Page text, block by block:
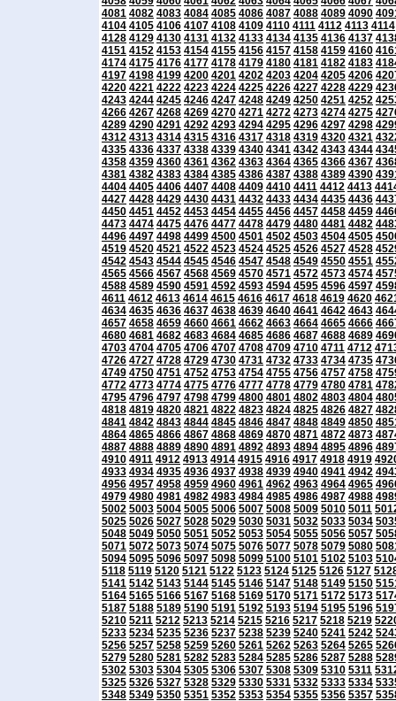
4081 4082 4083 4084 4085 4086 4087 4088 4089 4090
4104 4105 4106 4107 4108 4109 4110 4111 4112 4113 4114
4128 4129 4130 4131 4132 4133 4134 4135 4136 4137
4151 4152 4153 4154 4155 4156 4157 4158 4159 4160
4174 4175 4176 4177 4178 4179 4180 4181 4182 4183
4197 4198 4199 4200 4201 4202 4203 4204 4205 4206
4220 4221 4222 4223 4224 4225 4226 4227 4228 4229
4243 4244 4245 4246 4247 4248 4249 4250 4251 4252
4266 4267 4268 4269 4270 4271 4272 4273 4274 4275
4289 4290 4291 4292 4293 4294 4295 4296 4297 4298
4312 4313 4314 4315 4316 4317 4318 4319 4320 4321
4335 4336 4337 4338 4339 4340 4341 4342 4343 4344
4358 4359 4360 4361 4362 4363 4364 4365 4366 4367
4381 4382 4383 4384 4385 4386 4387 4388 4389 4390
4404 4405 4406 4407 4408 4409 4410 4411 4412 4413
4427 4428 4429 4430 4431 4432 4433 4434 4435 4436
4450 4451 4452 4453 4454 4455 4456 4457 4458 4459
4473 4474 4475 4476 4477 4478 4479 4480 4481 4482
4496 4497 4498 4499 4500 4501 4502 4503 4504 4505
4519 4520 4521 4522 4523 4524 4525 4526 4527 4528
4542 4543 4544 4545 4546 4547 4548 4549 4550 4551
4565 4566 4567 4568 4569 4570 4571 4572 4573 4574
4588 4589 4590 4591 4592 4593 4594 4595 4596 4597
4611 4612 4613 4614 4615 4616 4617 4618 4619 4620
4634 4635 4636 4637 4638 4639 4640 4641 4642 4643
4657 4658 4659 4660 4661 4662 4663 4664 4665 4666
4680 4681 4682 4683 4684 4685 4686 4687 4688 4689
4703 4704 4705 4706 4707 4708 4709 4710 4711 4712
4726 4727 4728 4729 4730 4731 4732 4733 4734 4735
4749 4750 4751 4752 4753 4754 4755 4756 4757 4758
4772 4773 4774 4775 4776 4777 4778 4779 4780 4781
4795 4796 4797 4798 4799 4800 4801 4802 4803 4804
4818 4819 4820 4821 4822 4823 4824 4825 4826 4827
4841 4842 4843 4844 4845 4846 4847 4848 4849 4850
4864 4865 4866 4867 4868 4869 4870 4871 4872 4873
4887 4888 4889 4890 4891 4892 4893 4894 4895 4896
4910 4911 4912 4913 4914 4915 4916 4917 4918 4919
4933 4934 4935 4936 4937 4938 4939 4940 4941 4942
4956 4957 4958 4959 4960 4961 4962 4963 4964 4965
4979 4980 4981 4982 4983 4984 4985 4986 4987 4988
5002 5003 5004 5005 5006 5007 5008 5009 5010 5011
5025 5026 5027 5028 5029 5030 5031 5032 5033 5034
5048 5049 5050 5051 5052 5053 5054 5055 5056 5057
5071 5072 5073 5074 5075 5076 5077 5078 5079 5080
5094 5095 5096 5097 5098 5099 5100 5101 5102 5103
5118 5119 5120 5121 5122 5123 5124 5125 5126 5127
5141 5142 5143 5144 5145 5146 5147 5148 5149 5150
5164 5165 5166 5167 5168 5169 5170 5171 5172 5173
5187 5188 5189 5190 5191 5192 5193 5194 5195 5196
5210 5211 5212 5213 5214 5215 5216 5217 5218 5219
5233 5234 5235 5236 5237 5238 5239 5240 5241 5242
5256 5257 5258 5259 5260 5261 5262 5263 5264 5265
5279 5280 5281 5282 5283 5284 5285 5286 5287 5288
5302 5303 5304 5305 5306 5307 5308 5309 5310 5311
5325 5326 5327 5328 5329 5330 5331 5332 5333 5334
5348 5349 5350 5351 5352 5353 5354 5355 5356 5357